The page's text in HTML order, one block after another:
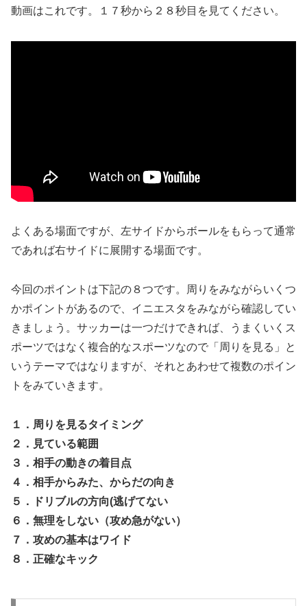
動画はこれです。１７秒から２８秒目を見てください。
よくある場面ですが、左サイドからボールをもらって通常
であれば右サイドに展開する場面です。
今回のポイントは下記の８つです。周りをみながらいくつ
かポイントがあるので、イニエスタをみながら確認してい
きましょう。サッカーは一つだけできれば、うまくいくス
ポーツではなく複合的なスポーツなので「周りを見る」と
いうテーマではなりますが、それとあわせて複数のポイン
トをみていきます。
１．周りを見るタイミング
２．見ている範囲
３．相手の動きの着目点
４．相手からみた、からだの向き
５．ドリブルの方向(逃げてない
６．無理をしない（攻め急がない）
７．攻めの基本はワイド
８．正確なキック